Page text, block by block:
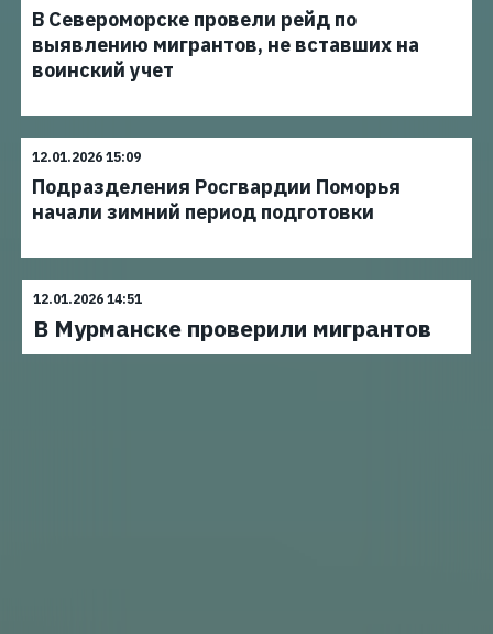
В Североморске провели рейд по
выявлению мигрантов, не вставших на
воинский учет
12.01.2026 15:09
Подразделения Росгвардии Поморья
начали зимний период подготовки
12.01.2026 14:51
В Мурманске проверили мигрантов